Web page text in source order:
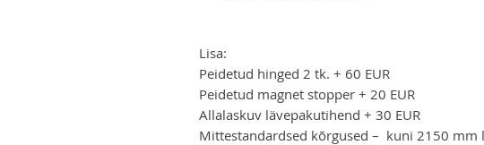
Lisa:
Peidetud hinged 2 tk. + 60 EUR
Peidetud magnet stopper + 20 EUR
Allalaskuv lävepakutihend + 30 EUR
Mittestandardsed kõrgused – kuni 2150 mm